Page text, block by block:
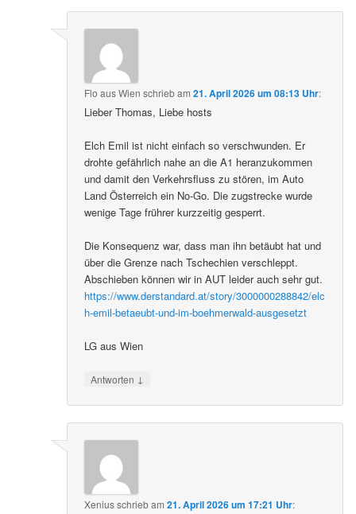
Flo aus Wien schriebam21. April 2026 um 08:13 Uhr:
Lieber Thomas, Liebe hosts
Elch Emil ist nicht einfach so verschwunden. Er
drohte gefährlich nahe an die A1 heranzukommen
und damit den Verkehrsfluss zu stören, im Auto
Land Österreich ein No-Go. Die zugstrecke wurde
wenige Tage frührer kurzzeitig gesperrt.
Die Konsequenz war, dass man ihn betäubt hat und
über die Grenze nach Tschechien verschleppt.
Abschieben können wir in AUT leider auch sehr gut.
https://www.derstandard.at/story/3000000288842/elc
h-emil-betaeubt-und-im-boehmerwald-ausgesetzt
LG aus Wien
Antworten ↓
Xeniusschriebam21. April 2026 um 17:21 Uhr: